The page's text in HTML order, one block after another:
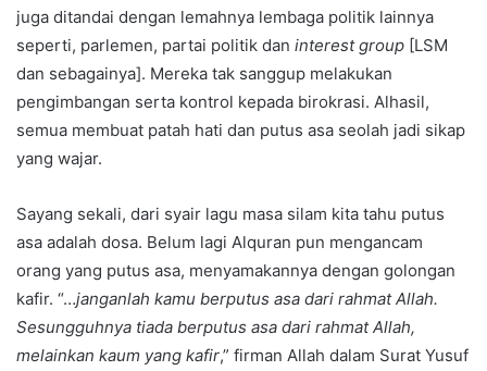
juga ditandai dengan lemahnya lembaga politik lainnya
seperti, parlemen, partai politik dan interest group [LSM
dan sebagainya]. Mereka tak sanggup melakukan
pengimbangan serta kontrol kepada birokrasi. Alhasil,
semua membuat patah hati dan putus asa seolah jadi sikap
yang wajar.
Sayang sekali, dari syair lagu masa silam kita tahu putus
asa adalah dosa. Belum lagi Alquran pun mengancam
orang yang putus asa, menyamakannya dengan golongan
kafir. “…janganlah kamu berputus asa dari rahmat Allah.
Sesungguhnya tiada berputus asa dari rahmat Allah,
melainkan kaum yang kafir,” firman Allah dalam Surat Yusuf